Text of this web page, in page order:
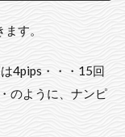
す。
4pips・・・15回
のように、ナンピ